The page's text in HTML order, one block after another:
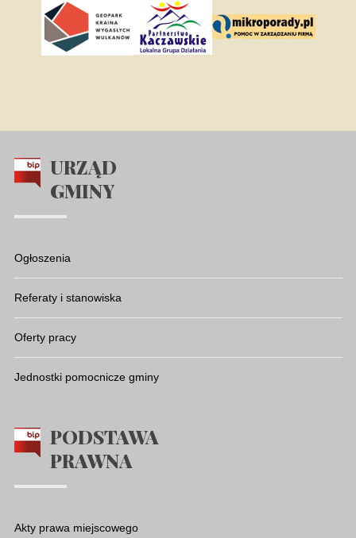
URZĄD
GMINY
Ogłoszenia
Referaty i stanowiska
Oferty pracy
Jednostki pomocnicze gminy
PODSTAWA
PRAWNA
Akty prawa miejscowego